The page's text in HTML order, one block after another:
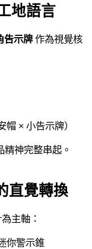
地語言
告示牌作為視覺核
× 小告示牌）
神完整串起。
直覺轉換
主軸：
你警示錐